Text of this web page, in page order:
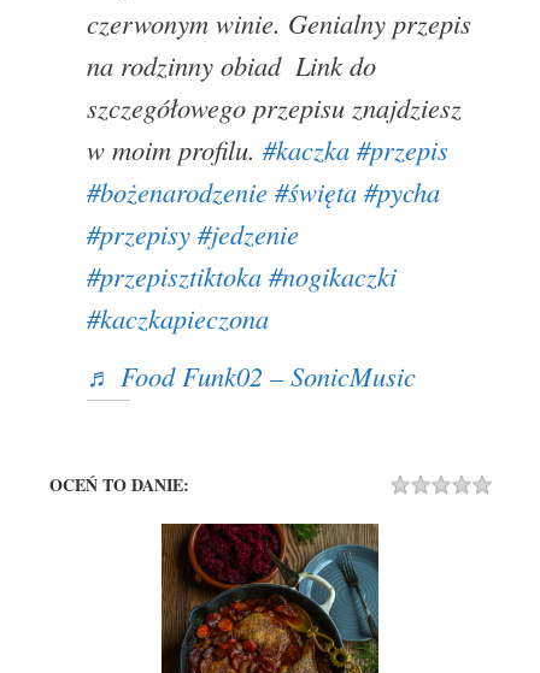
czerwonym winie. Genialny przepis
na rodzinny obiad Link do
szczegółowego przepisu znajdziesz
w moim profilu. #kaczka #przepis
#bożenarodzenie #święta #pycha
#przepisy #jedzenie
#przepisztiktoka #nogikaczki
#kaczkapieczona
♬ Food Funk02 – SonicMusic
OCEŃ TO DANIE: Rating